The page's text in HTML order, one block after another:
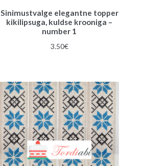
Sinimustvalge elegantne topper
kikilipsuga, kuldse krooniga –
number 1
3.50€